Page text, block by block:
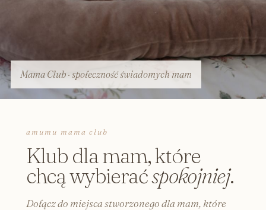
Mama Club · społeczność świadomych mam
amumu mama club
Klub dla mam, które
chcą wybieraćspokojniej.
Dołącz do miejsca stworzonego dla mam, które